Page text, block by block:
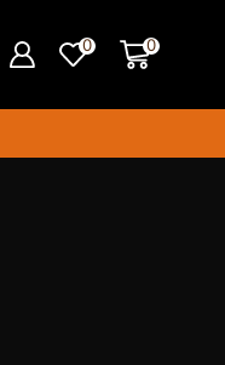
0 0